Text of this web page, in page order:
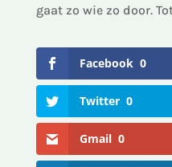
gaat zo wie zo door.
Facebook 0
Twitter 0
Gmail 0